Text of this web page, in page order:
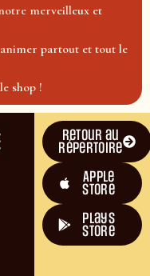
merveilleux et
partout et tout le
shop !
Retour au
répertoire
Apple
Store
plays
store